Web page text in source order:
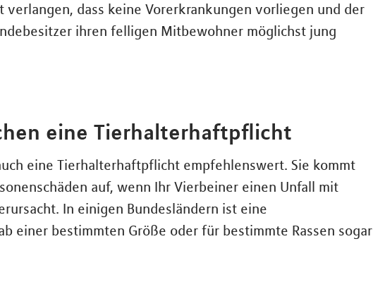
verlangen, dass keine Vorerkrankungen vorliegen und der
ihren felligen Mitbewohner möglichst jung
eine Tierhalterhaftpflicht
eine Tierhalterhaftpflicht empfehlenswert. Sie kommt
auf, wenn Ihr Vierbeiner einen Unfall mit
In einigen Bundesländern ist eine
einer bestimmten Größe oder für bestimmte Rassen sogar